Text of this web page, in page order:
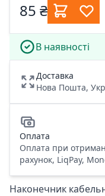
85 ₴
В наявності
Доставка
Нова Пошта,
Оплата
Оплата при
рахунок, LiqPay,
Наконечник